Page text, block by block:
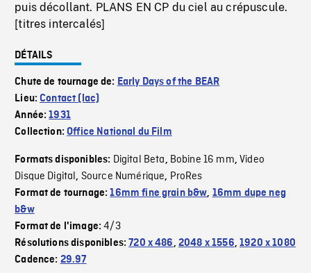
puis décollant. PLANS EN CP du ciel au crépuscule.
[titres intercalés]
DÉTAILS
Chute de tournage de: Early Days of the BEAR
Lieu:Contact (lac)
Année:1931
Collection:Office National du Film
Formats disponibles: Digital Beta, Bobine 16 mm,Video
Disque Digital, Source Numérique, ProRes
Format de tournage:16mm fine grain b&w, 16mm dupe neg
b&w
Format de l'image:4/3
Résolutions disponibles:720 x 486, 2048 x 1556,1920 x 1080
Cadence: 29.97